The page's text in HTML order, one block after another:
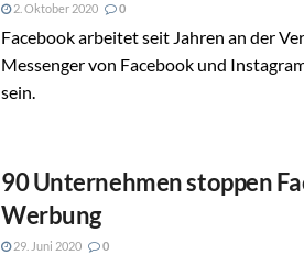
2. Oktober 2020 0
Facebook arbeitet seit Jahren an der
Messenger von Facebook und
sein.
90 Unternehmen stoppen
Werbung
29. Juni 2020 0